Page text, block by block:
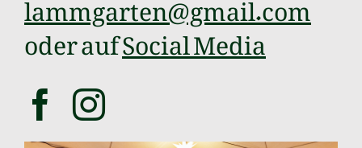
oderaufSocial Media